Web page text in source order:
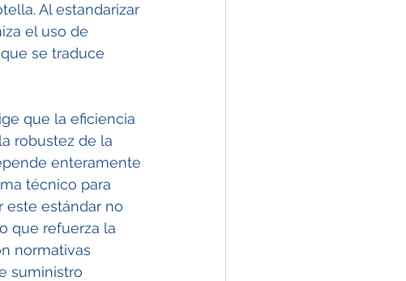
Al estandarizar
el uso de
se traduce
que la eficiencia
robustez de la
enteramente
técnico para
este estándar no
que refuerza la
normativas
suministro